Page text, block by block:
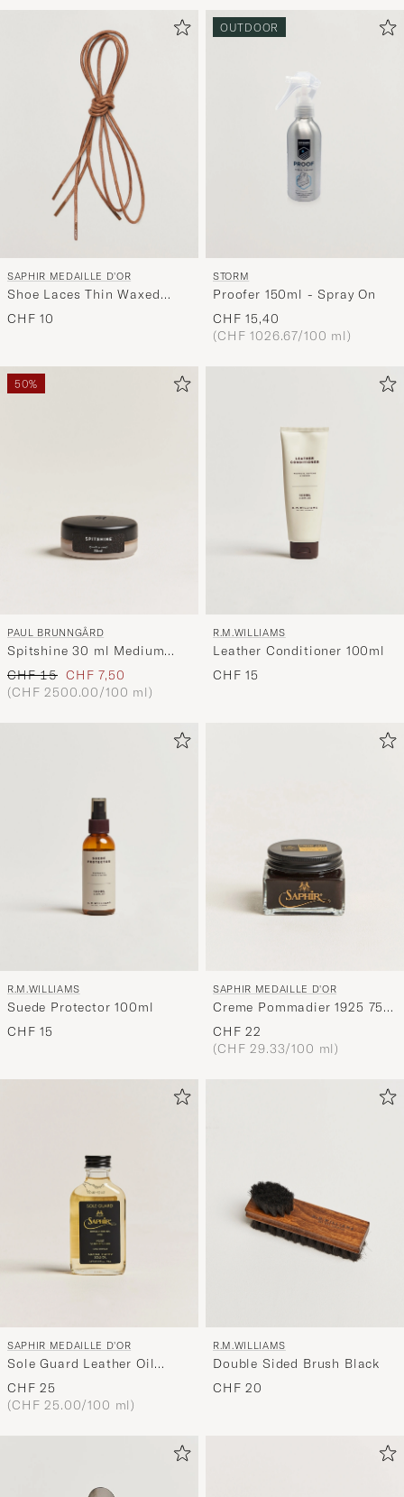
SAPHIR MEDAILLE D'OR
Shoe Laces Thin Waxed
75cm Tobacco
CHF 10
OUTDOOR
STORM
Proofer 150ml - Spray On
CHF 15,40
(CHF 1026.67/100 ml)
50%
PAUL BRUNNGÅRD
Spitshine 30 ml Medium
Brown
Regulärer Preis
CHF 15 Reduzierter Preis
CHF 7,50
(CHF 2500.00/100 ml)
R.M.WILLIAMS
Leather Conditioner 100ml
CHF 15
R.M.WILLIAMS
Suede Protector 100ml
CHF 15
SAPHIR MEDAILLE D'OR
Creme Pommadier 1925 75
ml Dark Brown
CHF 22
(CHF 29.33/100 ml)
SAPHIR MEDAILLE D'OR
Sole Guard Leather Oil
Neutral
CHF 25
(CHF 25.00/100 ml)
R.M.WILLIAMS
Double Sided Brush Black
CHF 20